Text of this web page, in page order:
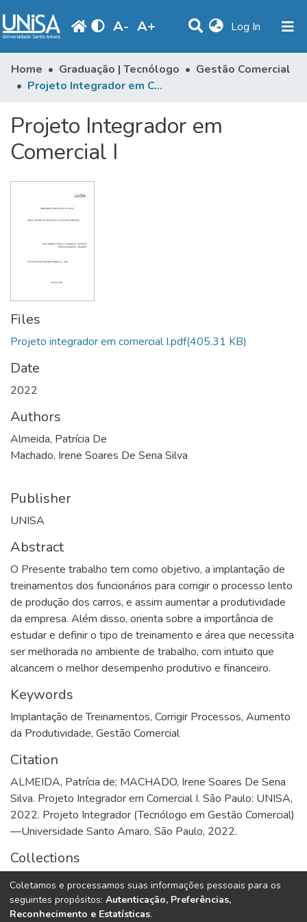
A- A+ Log In (current)
Communities & Collections
Statistics
Browse
Produção Docente
Periodicals
Home Graduação | Tecnólogo
Gestão Comercial
Projeto Integrador em Comercial I
Projeto Integrador em
Comercial I
Files
Projeto integrador em comercial I.pdf(405.31 KB)
Date
2022
Authors
Almeida, Patrícia De
Machado, Irene Soares De Sena Silva
Publisher
UNISA
Abstract
O Presente trabalho tem como objetivo, a implantação de
treinamentos dos funcionários para corrigir o processo lento
de produção dos carros, e assim aumentar a produtividade
da empresa. Além disso, orienta sobre a importância de
estudar e definir o tipo de treinamento e área que necessita
ser melhorada no ambiente de trabalho, com intuito que
alcancem o melhor desempenho produtivo e financeiro.
Keywords
Implantação de Treinamentos, Corrigir Processos, Aumento
da Produtividade, Gestão Comercial
Citation
ALMEIDA, Patrícia de; MACHADO, Irene Soares De Sena
Silva. Projeto Integrador em Comercial I. São Paulo: UNISA,
2022. Projeto Integrador (Tecnólogo em Gestão Comercial)
—Universidade Santo Amaro, São Paulo, 2022.
Collections
Gestão Comercial
Full item page
Coletamos e processamos suas informações pessoais para os
seguintes propósitos: Autenticação, Preferências,
Reconhecimento e Estatísticas.